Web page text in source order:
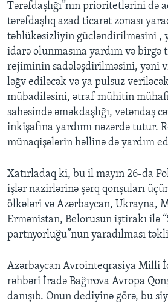
Tərəfdaşlığı”nın prioritetlərini də
tərəfdaşlıq azad ticarət zonası
təhlükəsizliyin gücləndirilməsini ,
idarə olunmasına yardım və
rejiminin sadələşdirilməsini, yəni
ləğv ediləcək və ya pulsuz
mübadiləsini, ətraf mühitin
sahəsində əməkdaşlığı, vətəndaş
inkişafına yardımı nəzərdə tutur.
münaqişələrin həllinə də yardım
Xatırladaq ki, bu il mayın 26-da
işlər nazirlərinə şərq qonşuları
ölkələri və Azərbaycan, Ukrayna,
Ermənistan, Belorusun iştirakı ilə
partnyorluğu”nun yaradılması
Azərbaycan Avrointeqrasiya Milli
rəhbəri İradə Bağırova Avropa
danışıb. Onun dediyinə görə, bu